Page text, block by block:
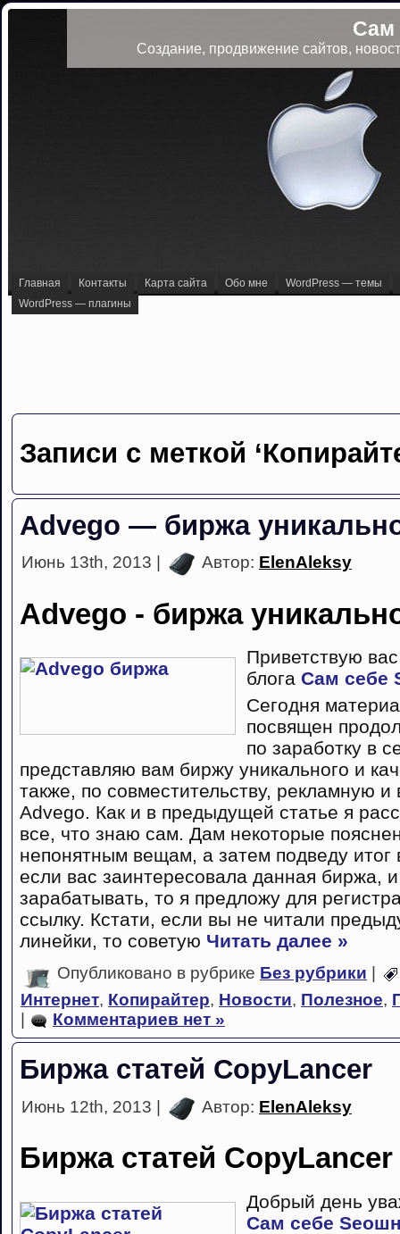
Сам
Создание, продвижение сайтов,
Главная Контакты Карта сайта Обо мне
WordPress — темы
WordPress — плагины
Записи с меткой
Advego — биржа
Июнь 13th, 2013 | Автор: ElenAleksy
Advego - биржа
Приветствую
блога Сам себе
Сегодня
посвящен
по заработку в
представляю вам биржу уникального и
также, по совместительству, рекламную
Advego. Как и в предыдущей статье я
все, что знаю сам. Дам некоторые
непонятным вещам, а затем подведу итог
если вас заинтересовала данная биржа,
зарабатывать, то я предложу для
ссылку. Кстати, если вы не читали
линейки, то советую Читать далее »
Опубликовано в рубрике Без рубрики
Интернет, Копирайтер, Новости, Полезное,
Комментариев нет »
Биржа статей CopyLancer
Июнь 12th, 2013 | Автор: ElenAleksy
Биржа статей CopyLancer
Добрый день
Сам себе